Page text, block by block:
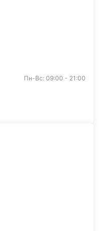
Пн-Вс: 09:00 - 21:00